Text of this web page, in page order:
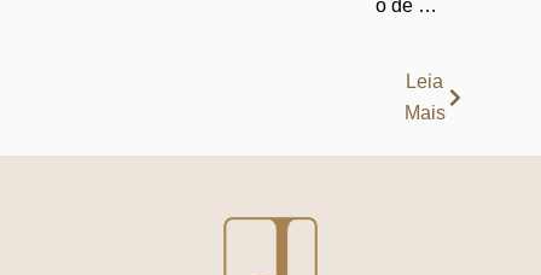
o de …
Leia
Mais